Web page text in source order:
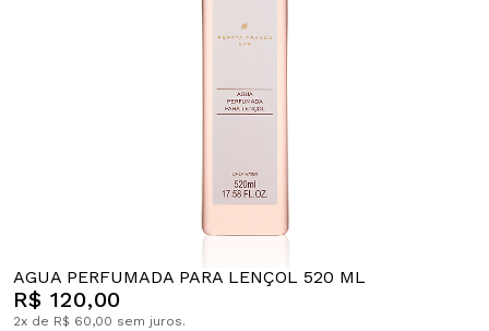
AGUA PERFUMADA PARA LENÇOL 520 ML
R$ 120,00
2x de R$ 60,00 sem juros.